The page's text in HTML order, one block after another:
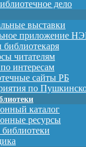
дело
выставки
приложение
читателям
интересам
сайты РБ
по
каталог
ресурсы